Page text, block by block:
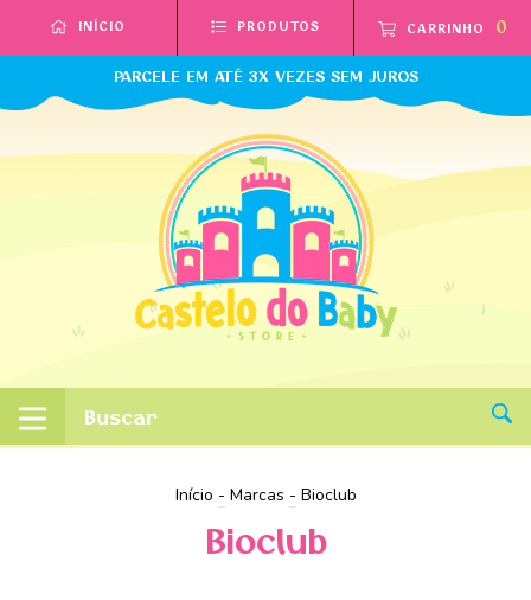
INÍCIO PRODUTOS CARRINHO 0
PARCELE EM ATÉ 3X VEZES SEM JUROS
Início - Marcas - Bioclub
Bioclub